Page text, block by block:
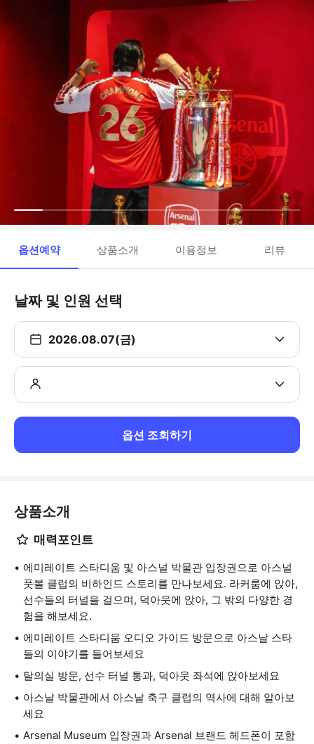
옵션예약 상품소개 이용정보 리뷰
날짜 및 인원 선택
2026.08.07(금)
옵션 조회하기
상품소개
매력포인트
에미레이트 스타디움 및 아스널 박물관 입장권으로 아스널
풋볼 클럽의 비하인드 스토리를 만나보세요. 라커룸에 앉아,
선수들의 터널을 걸으며, 덕아웃에 앉아, 그 밖의 다양한 경
험을 해보세요.
에미레이트 스타디움 오디오 가이드 방문으로 아스날 스타
들의 이야기를 들어보세요
탈의실 방문, 선수 터널 통과, 덕아웃 좌석에 앉아보세요
아스날 박물관에서 아스날 축구 클럽의 역사에 대해 알아보
세요
Arsenal Museum 입장권과 Arsenal 브랜드 헤드폰이 포함